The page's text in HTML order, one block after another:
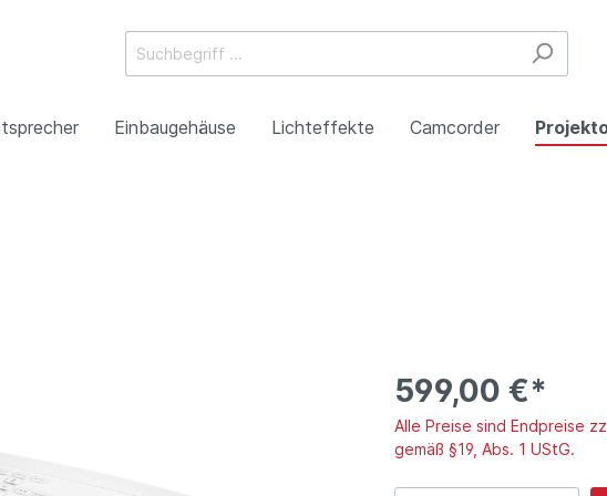
Einbaugehäuse Lichteffekte Camcorder
599,00 €*
Alle Preise sind Endpreise
gemäß §19, Abs. 1 UStG.